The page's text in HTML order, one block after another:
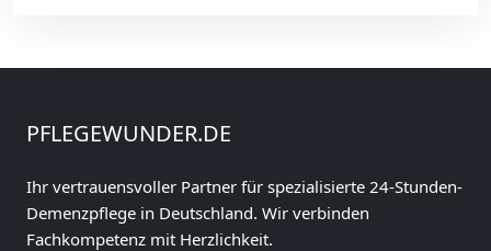
PFLEGEWUNDER.DE
Ihr vertrauensvoller Partner für spezialisierte 24-Stunden-
Demenzpflege in Deutschland. Wir verbinden
Fachkompetenz mit Herzlichkeit.